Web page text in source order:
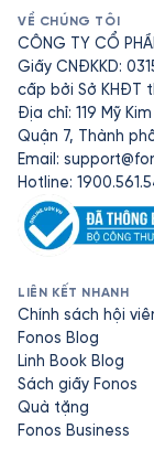
VỀ CHÚNG TÔI
CÔNG TY CỔ
Giấy CNĐKKD:
cấp bởi Sở KHĐT
Địa chỉ: 119 Mỹ
Quận 7, Thành
Email:
Hotline:
LIÊN KẾT NHANH
Chính sách hội
Fonos Blog
Linh Book Blog
Sách giấy Fonos
Quà tặng
Fonos Business